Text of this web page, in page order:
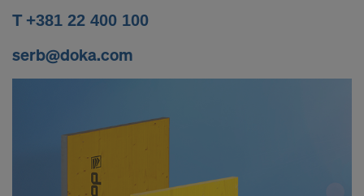
t
u
T +381 22 400 100
serb@doka.com